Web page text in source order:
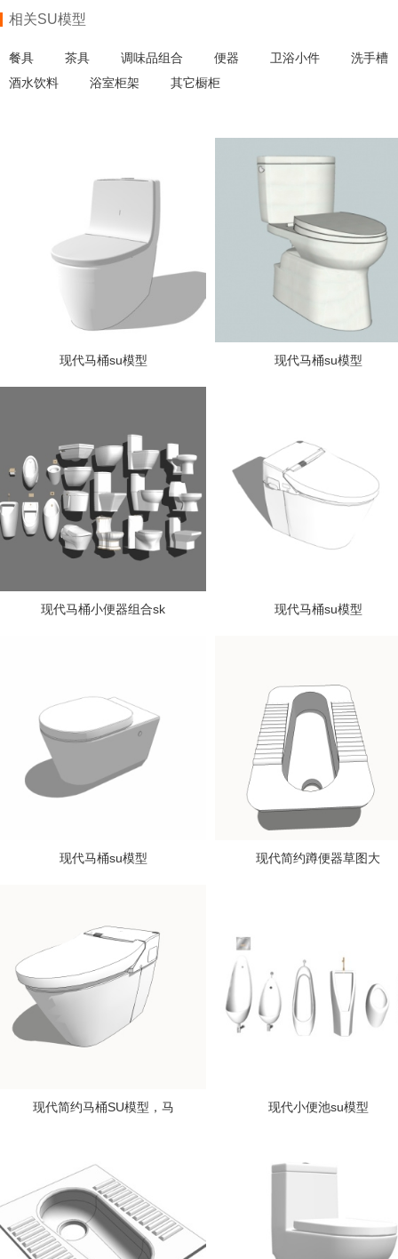
相关SU模型
餐具 茶具 调味品组合 便器 卫浴小件
洗手槽
酒水饮料
浴室柜架 其它橱柜
现代马桶su模型 现代马桶su模型
现代马桶小便器组合sk 现代马桶su模型
现代马桶su模型 现代简约蹲便器草图大
现代简约马桶SU模型，马 现代小便池su模型